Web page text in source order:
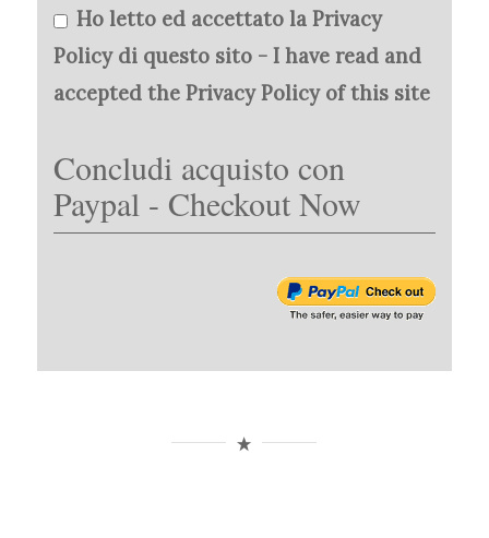
Ho letto ed accettato la Privacy
Policy di questo sito - I have read and
accepted the Privacy Policy of this site
Concludi acquisto con
Paypal - Checkout Now